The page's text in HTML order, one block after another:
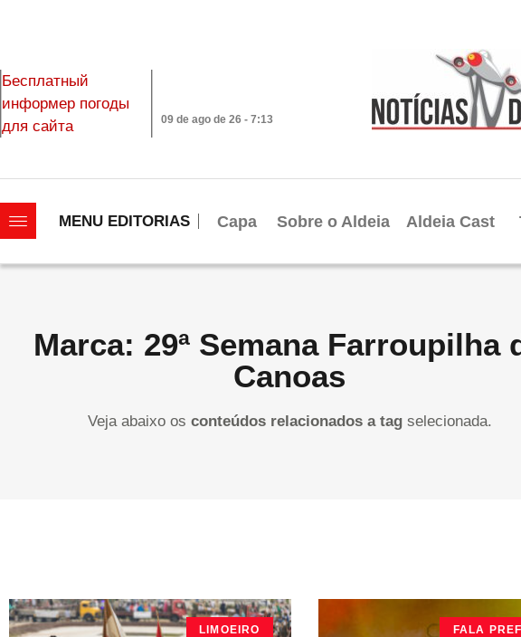
Бесплатный
информер погоды
для сайта
09 de ago de 26 - 7:13
MENU EDITORIAS Capa Sobre o Aldeia Aldeia Cast
Marca: 29ª Semana Farroupilha
Canoas
Veja abaixo os conteúdos relacionados a tagselecionada.
LIMOEIRO FALA